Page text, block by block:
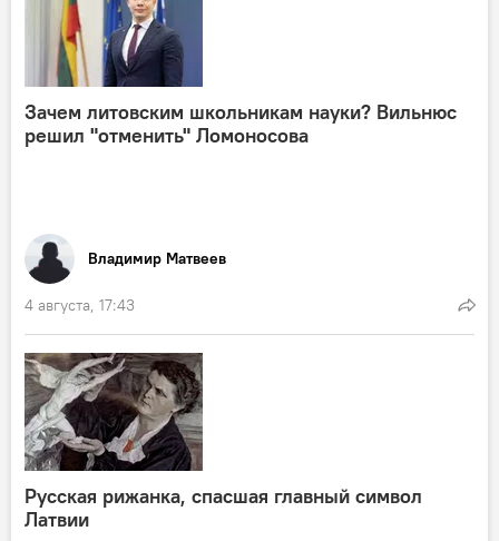
Зачем литовским школьникам науки? Вильнюс
решил "отменить" Ломоносова
Владимир Матвеев
4 августа, 17:43
Русская рижанка, спасшая главный символ
Латвии